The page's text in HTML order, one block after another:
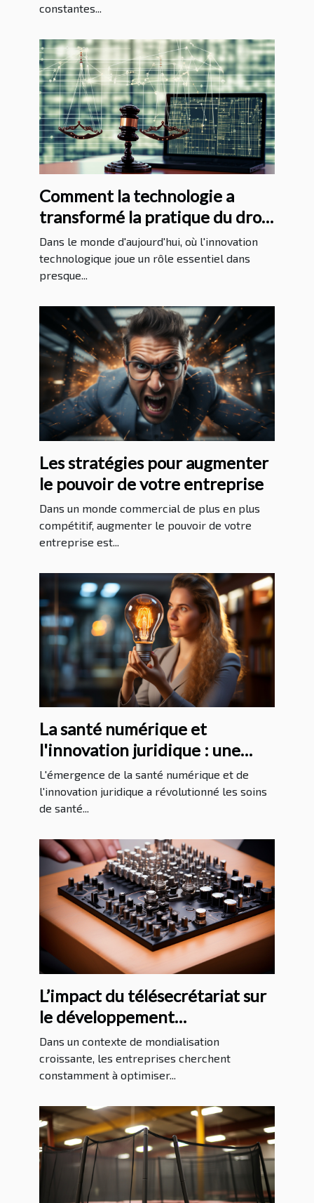
constantes...
Comment la technologie a
transformé la pratique du droit
au Massachusetts
Dans le monde d'aujourd'hui, où l'innovation
technologique joue un rôle essentiel dans
presque...
Les stratégies pour augmenter
le pouvoir de votre entreprise
Dans un monde commercial de plus en plus
compétitif, augmenter le pouvoir de votre
entreprise est...
La santé numérique et
l'innovation juridique : une
analyse approfondie
L'émergence de la santé numérique et de
l'innovation juridique a révolutionné les soins
de santé...
L’impact du télésecrétariat sur
le développement
international des entreprises
Dans un contexte de mondialisation
croissante, les entreprises cherchent
constamment à optimiser...